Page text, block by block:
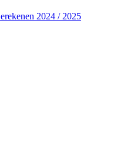
2024 / 2025